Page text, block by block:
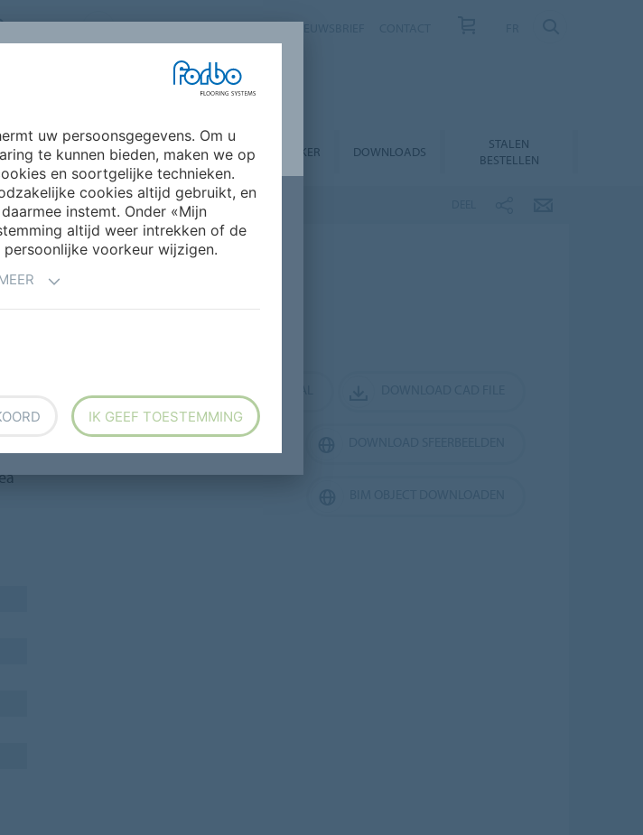
BELGIUM
INSTALLATIE &
ONDERHOUD
PRODUCTZOEKER DOWNLOADS
STALEN
BESTELLEN
FLOORPLANNER
uw persoonsgegevens. Om u
te kunnen bieden, maken we op
en soortgelijke technieken.
cookies altijd gebruikt, en
instemt. Onder «Mijn
altijd weer intrekken of de
voorkeur wijzigen.
IK GEEF TOESTEMMING